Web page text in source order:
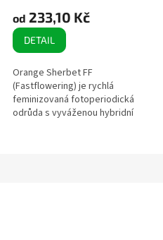
od 233,10 Kč
DETAIL
Orange Sherbet FF
(Fastflowering) je rychlá
feminizovaná fotoperiodická
odrůda s vyváženou hybridní